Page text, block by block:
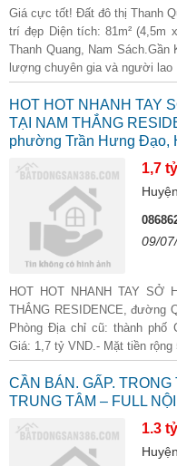
Giá cực tốt! Đất đô thị Thanh
trí đẹp Diện tích: 81m² (4,5m
Thanh Quang, Nam
lượng chuyên gia và người lao
HOT HOT NHANH TAY
TẠI NAM THẮNG
phường Trần Hưng Đạo,
1,7 tỷ
09/
HOT HOT NHANH TAY SỞ
THẮNG RESIDENCE, đường
Phòng Địa chỉ cũ: thành phố
Giá: 1,7 tỷ VND.- Mặt tiền
CẦN BÁN. GẤP.
TRUNG TÂM – FULL
1.3 tỷ